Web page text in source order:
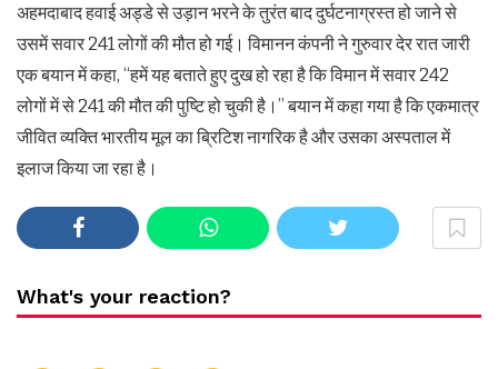
अहमदाबाद हवाई अड्डे से उड़ान भरने के तुरंत बाद दुर्घटनाग्रस्त हो जाने से
उसमें सवार 241 लोगों की मौत हो गई। विमानन कंपनी ने गुरुवार देर रात जारी
एक बयान में कहा, ‘‘हमें यह बताते हुए दुख हो रहा है कि विमान में सवार 242
लोगों में से 241 की मौत की पुष्टि हो चुकी है।’’ बयान में कहा गया है कि एकमात्र
जीवित व्यक्ति भारतीय मूल का ब्रिटिश नागरिक है और उसका अस्पताल में
इलाज किया जा रहा है।
What's your reaction?